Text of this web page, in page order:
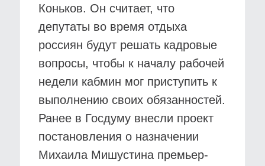
Коньков. Он считает, что
депутаты во время отдыха
россиян будут решать кадровые
вопросы, чтобы к началу рабочей
недели кабмин мог приступить к
выполнению своих обязанностей.
Ранее в Госдуму внесли проект
постановления о назначении
Михаила Мишустина премьер-